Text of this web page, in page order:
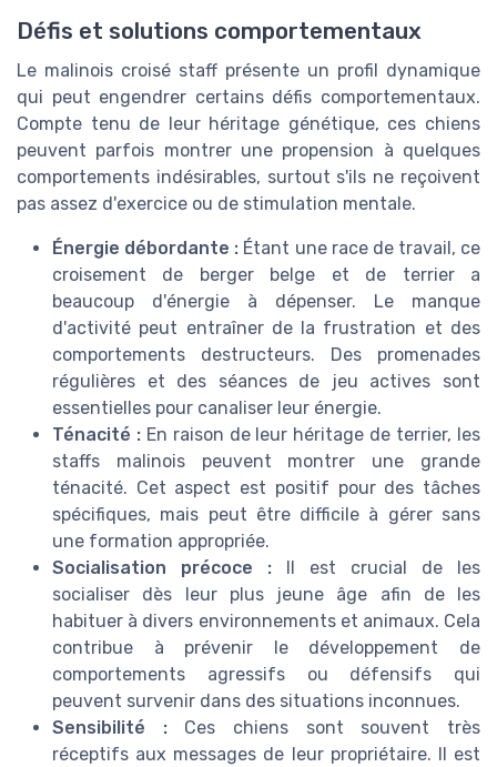
Défis et solutions comportementaux
Le malinois croisé staff présente un profil dynamique
qui peut engendrer certains défis comportementaux.
Compte tenu de leur héritage génétique, ces chiens
peuvent parfois montrer une propension à quelques
comportements indésirables, surtout s'ils ne reçoivent
pas assez d'exercice ou de stimulation mentale.
Énergie débordante : Étant une race de travail, ce
croisement de berger belge et de terrier a
beaucoup d'énergie à dépenser. Le manque
d'activité peut entraîner de la frustration et des
comportements destructeurs. Des promenades
régulières et des séances de jeu actives sont
essentielles pour canaliser leur énergie.
Ténacité :En raison de leur héritage de terrier, les
staffs malinois peuvent montrer une grande
ténacité. Cet aspect est positif pour des tâches
spécifiques, mais peut être difficile à gérer sans
une formation appropriée.
Socialisation précoce : Il est crucial de les
socialiser dès leur plus jeune âge afin de les
habituer à divers environnements et animaux. Cela
contribue à prévenir le développement de
comportements agressifs ou défensifs qui
peuvent survenir dans des situations inconnues.
Sensibilité :Ces chiens sont souvent très
réceptifs aux messages de leur propriétaire. Il est